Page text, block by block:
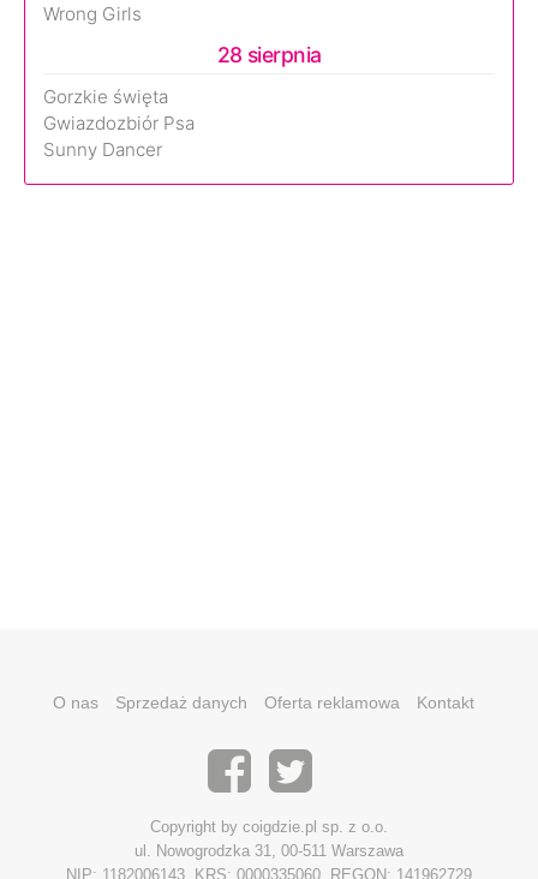
Wrong Girls
28 sierpnia
Gorzkie święta
Gwiazdozbiór Psa
Sunny Dancer
O nas Sprzedaż danych Oferta reklamowa Kontakt
Copyright by coigdzie.pl sp. z o.o.
ul. Nowogrodzka 31, 00-511 Warszawa
NIP: 1182006143, KRS: 0000335060, REGON: 141962729